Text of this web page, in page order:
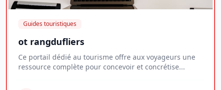
Guides touristiques
ot rangdufliers
Ce portail dédié au tourisme offre aux voyageurs une
ressource complète pour concevoir et concrétise...